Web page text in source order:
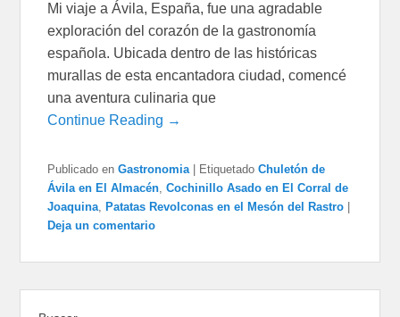
Mi viaje a Ávila, España, fue una agradable
exploración del corazón de la gastronomía
española. Ubicada dentro de las históricas
murallas de esta encantadora ciudad, comencé
una aventura culinaria que
Continue Reading →
Publicado en Gastronomia Etiquetado Chuletón de
Ávila en El Almacén,Cochinillo Asado en El Corral de
Joaquina, Patatas Revolconas en el Mesón del Rastro
Deja un comentario